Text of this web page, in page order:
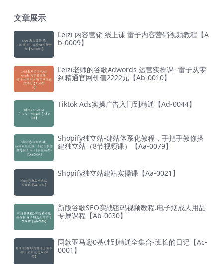
文章展示
Leizi 内容营销 线上课 雷子内容营销视频教程【A
b-0009】
Leizi老师的谷歌Adwords 运营实操课 -雷子从零
到精通官网价值2222元【Ab-0010】
Tiktok Ads实操广告入门到精通【Ad-0044】
Shopify独立站-建站体系化教程，手把手教你搭
建独立站（8节视频课）【Aa-0079】
Shopify独立站建站实操课【Aa-0021】
新版谷歌SEO实战密码视频教程.电子烟成人用品
专属课程【Ab-0030】
同款亚马逊0基础到精通全集合-班长的日记【Ac-
0001】